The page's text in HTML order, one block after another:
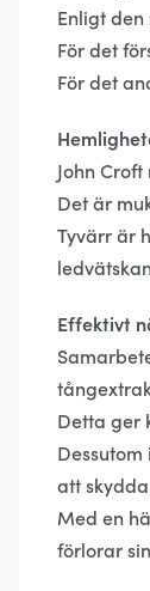
Enligt
För det
För det
John
Det är
Tyvärr är
Effektivt
Detta ger
att
Med en
förlorar